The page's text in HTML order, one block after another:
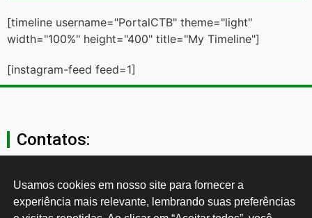
[timeline username="PortalCTB" theme="light"
width="100%" height="400" title="My Timeline"]
[instagram-feed feed=1]
Contatos:
secgeral@ctb.org.br
11 3874-0040
Usamos cookies em nosso site para fornecer a
experiência mais relevante, lembrando suas preferências